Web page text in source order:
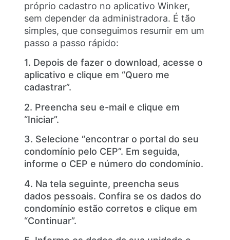
próprio cadastro no aplicativo Winker,
sem depender da administradora. É tão
simples, que conseguimos resumir em um
passo a passo rápido:
1. Depois de fazer o download, acesse o
aplicativo e clique em “Quero me
cadastrar”.
2. Preencha seu e-mail e clique em
“Iniciar”.
3. Selecione “encontrar o portal do seu
condomínio pelo CEP”. Em seguida,
informe o CEP e número do condomínio.
4. Na tela seguinte, preencha seus
dados pessoais. Confira se os dados do
condomínio estão corretos e clique em
“Continuar”.